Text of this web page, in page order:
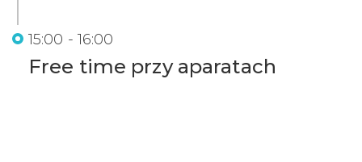
15:00 - 16:00
Free time przy aparatach